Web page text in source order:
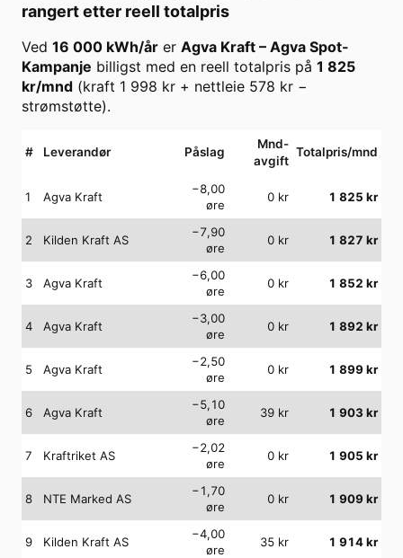
rangert etter reell totalpris
Ved 16 000 kWh/år er Agva Kraft – Agva Spot-
Kampanje billigst med en reell totalpris på 1 825
kr/mnd (kraft 1 998 kr + nettleie 578 kr −
strømstøtte).
# Leverandør Påslag
Mnd-
avgift
Totalpris/mnd
1 Agva Kraft
−8,00
øre
0 kr 1 825 kr
2 Kilden Kraft AS
−7,90
øre
0 kr 1 827 kr
3 Agva Kraft
−6,00
øre
0 kr 1 852 kr
4 Agva Kraft
−3,00
øre
0 kr 1 892 kr
5 Agva Kraft
−2,50
øre
0 kr 1 899 kr
6 Agva Kraft
−5,10
øre
39 kr 1 903 kr
7 Kraftriket AS
−2,02
øre
0 kr 1 905 kr
8 NTE Marked AS
−1,70
øre
0 kr 1 909 kr
9 Kilden Kraft AS
−4,00
øre
35 kr 1 914kr